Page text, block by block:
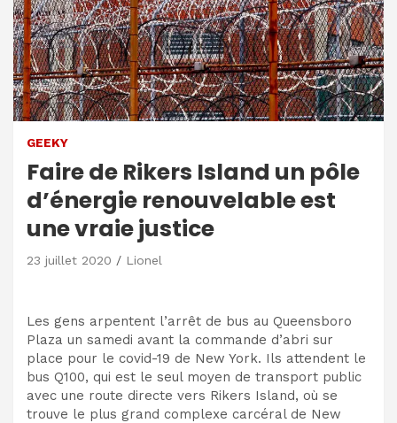
GEEKY
Faire de Rikers Island un pôle
d’énergie renouvelable est
une vraie justice
23 juillet 2020 Lionel
Les gens arpentent l’arrêt de bus au Queensboro
Plaza un samedi avant la commande d’abri sur
place pour le covid-19 de New York. Ils attendent le
bus Q100, qui est le seul moyen de transport public
avec une route directe vers Rikers Island, où se
trouve le plus grand complexe carcéral de New